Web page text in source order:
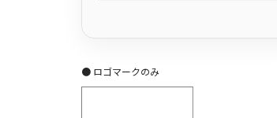
● ロゴマークのみ